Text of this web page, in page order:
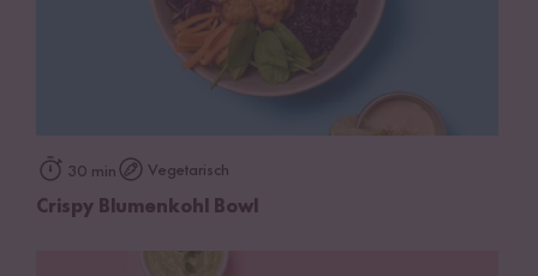
30 min Vegetarisch
Crispy Blumenkohl Bowl